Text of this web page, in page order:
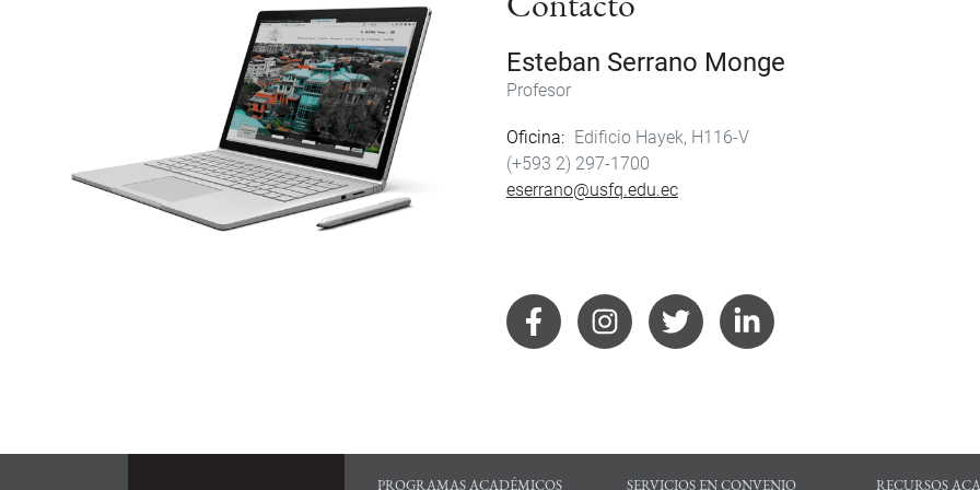
Esteban Serrano Monge
Profesor
Oficina
Edificio Hayek, H116-V
(+593 2) 297-1700
eserrano@usfq.edu.ec
PROGRAMAS ACADÉMICOS SERVICIOS EN CONVENIO RECURSOS